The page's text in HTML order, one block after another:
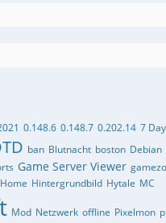
0.148.6 0.148.7 0.202.14 7
ban Blutnacht boston Debian
Game Server Viewer
Hintergrundbild Hytale MC
Mod Netzwerk offline Pixelmon